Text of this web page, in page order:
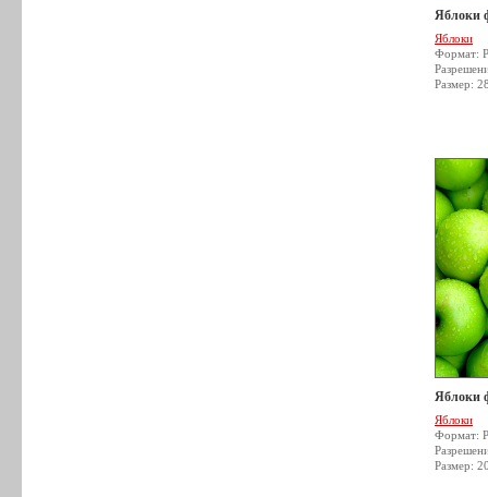
Яблоки
Яблоки
Формат:
Размер:
Яблоки
Яблоки
Формат:
Размер: